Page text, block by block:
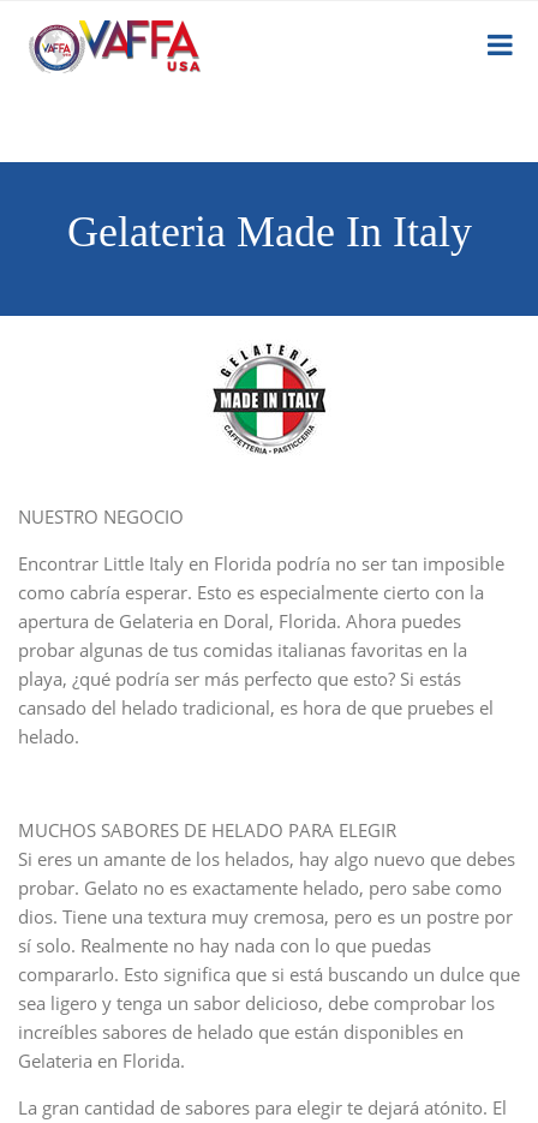
Gelateria Made In Italy
NUESTRO NEGOCIO
Encontrar Little Italy en Florida podría no ser tan imposible
como cabría esperar. Esto es especialmente cierto con la
apertura de Gelateria en Doral, Florida. Ahora puedes
probar algunas de tus comidas italianas favoritas en la
playa, ¿qué podría ser más perfecto que esto? Si estás
cansado del helado tradicional, es hora de que pruebes el
helado.
MUCHOS SABORES DE HELADO PARA ELEGIR
Si eres un amante de los helados, hay algo nuevo que debes
probar. Gelato no es exactamente helado, pero sabe como
dios. Tiene una textura muy cremosa, pero es un postre por
sí solo. Realmente no hay nada con lo que puedas
compararlo. Esto significa que si está buscando un dulce que
sea ligero y tenga un sabor delicioso, debe comprobar los
increíbles sabores de helado que están disponibles en
Gelateria en Florida.
La gran cantidad de sabores para elegir te dejará atónito. El